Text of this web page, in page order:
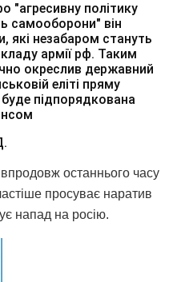
"агресивну політику
самооборони" він
які незабаром стануть
армії рф. Таким
окреслив державний
еліті пряму
підпорядкована
останнього часу
просуває наратив
напад на росію.